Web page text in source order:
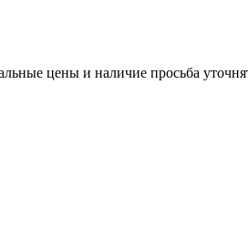
цены и наличие просьба